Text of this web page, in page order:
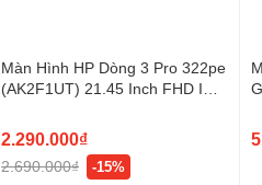
Màn Hình HP Dòng 3 Pro 322pe
(AK2F1UT) 21.45 Inch FHD IPS
2.290.000₫
2.690.000₫ -15%